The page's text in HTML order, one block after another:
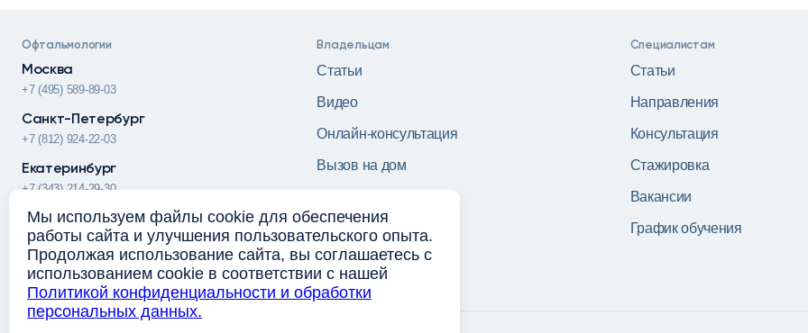
Офтальмологии
Москва
+7 (495) 589-89-03
Санкт-Петербург
+7 (812) 924-22-03
Екатеринбург
+7 (343) 214-29-30
Пермь
+7 (342) 212-33-99
Владельцам
Статьи
Видео
Онлайн-консультация
Вызов на дом
Специалистам
Статьи
Направления
Консультация
Стажировка
Вакансии
График обучения
Мы используем файлы cookie для обеспечения
работы сайта и улучшения пользовательского опыта.
Продолжая использование сайта, вы соглашаетесь с
использованием cookie в соответствии с нашей
Политикой конфиденциальности и обработки
персональных данных.